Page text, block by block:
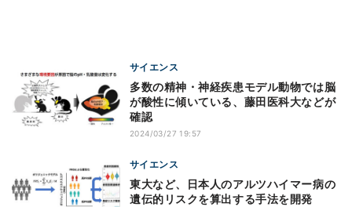
サイエンス
多数の精神・神経疾患モデル動物では脳
が酸性に傾いている、藤田医科大などが
確認
2024/03/27 19:57
サイエンス
東大など、日本人のアルツハイマー病の
遺伝的リスクを算出する手法を開発